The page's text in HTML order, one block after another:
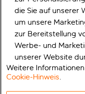
die Sie auf unserer
um unsere
zur Bereitstellung
Werbe- und
unserer Website
Weitere
Cookie-Hinweis.